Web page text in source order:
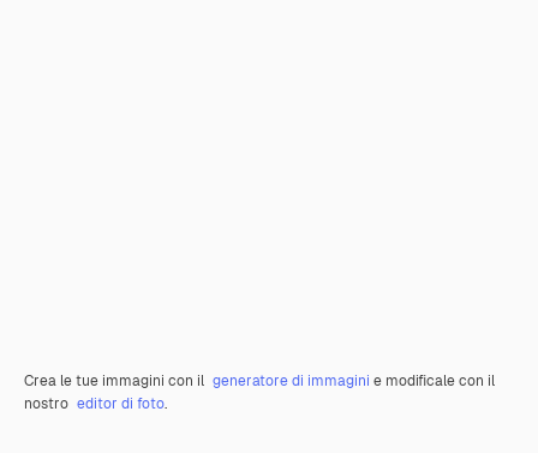
Crea le tue immagini con il generatore di immagini e modificale con il
nostro editor di foto.